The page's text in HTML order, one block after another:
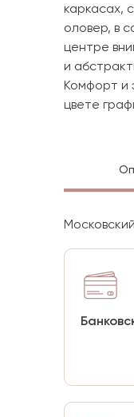
каркасах,
оловер, в
центре
и
Комфорт и
цвете